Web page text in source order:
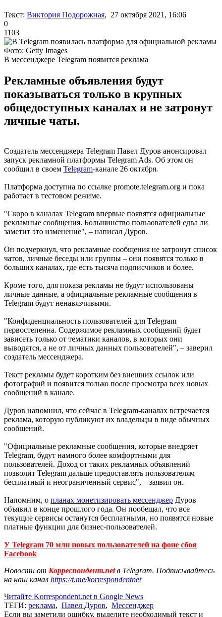
Текст: Виктория Подорожная, 27 октября 2021, 16:06
0
1103
Фото: Getty Images
В мессенджере Telegram появится реклама
Рекламные объявления будут
показываться только в крупных
общедоступных каналах и не затронут
личные чаты.
Создатель мессенджера Telegram Павел Дуров анонсировал
запуск рекламной платформы Telegram Ads. Об этом он
сообщил в своем Telegram-канале 26 октября.
Платформа доступна по ссылке promote.telegram.org и пока
работает в тестовом режиме.
"Скоро в каналах Telegram впервые появятся официальные
рекламные сообщения. Большинство пользователей едва ли
заметит это изменение", – написал Дуров.
Он подчеркнул, что рекламные сообщения не затронут список
чатов, личные беседы или группы – они появятся только в
больших каналах, где есть тысяча подписчиков и более.
Кроме того, для показа рекламы не будут использованы
личные данные, а официальные рекламные сообщения в
Telegram будут ненавязчивыми.
"Конфиденциальность пользователей для Telegram
первостепенна. Содержимое рекламных сообщений будет
зависеть только от тематики каналов, в которых они
выводятся, а не от личных данных пользователей", – заверил
создатель мессенджера.
Текст рекламы будет коротким без внешних ссылок или
фотографий и появится только после просмотра всех новых
сообщений в канале.
Дуров напомнил, что сейчас в Telegram-каналах встречается
реклама, которую публикуют их владельцы в виде обычных
сообщений.
"Официальные рекламные сообщения, которые внедряет
Telegram, будут намного более комфортными для
пользователей. Доход от таких рекламных объявлений
позволит Telegram дальше предоставлять пользователям
бесплатный и неограниченный сервис", – заявил он.
Напомним, о планах монетизировать мессенджер Дуров
объявил в конце прошлого года. Он пообещал, что все
текущие сервисы останутся бесплатными, но появятся новые
платные функции для бизнес-пользователей.
У Telegram 70 млн новых пользователей на фоне сбоя
Facebook
Новости от Корреспондент.netв Telegram. Подписывайтесь
на наш канал https://t.me/korrespondentnet
Читайте Korrespondent.net в Google News
ТЕГИ: реклама, Павел Дуров, Мессенджер
Если вы заметили ошибку, выделите необходимый текст и